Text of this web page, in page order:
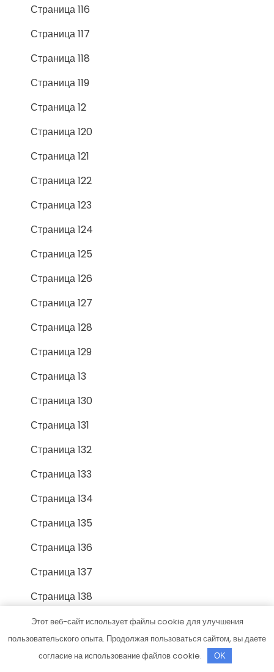
Страница 116
Страница 117
Страница 118
Страница 119
Страница 12
Страница 120
Страница 121
Страница 122
Страница 123
Страница 124
Страница 125
Страница 126
Страница 127
Страница 128
Страница 129
Страница 13
Страница 130
Страница 131
Страница 132
Страница 133
Страница 134
Страница 135
Страница 136
Страница 137
Страница 138
Страница 139
Страница 14
Этот веб-сайт использует файлы cookie для улучшения
пользовательского опыта. Продолжая пользоваться сайтом, вы даете
согласие на использование файлов cookie.
OK